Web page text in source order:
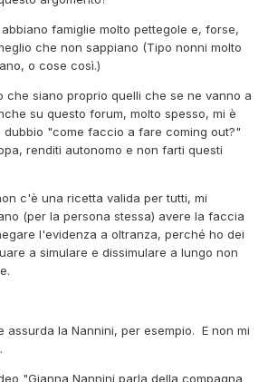
famiglie molto pettegole e, forse,
che non sappiano (Tipo nonni molto
o cose così.)
che siano proprio quelli che se ne vanno a
su questo forum, molto spesso, mi è
dubbio "come faccio a fare coming out?"
renditi autonomo e non farti questi
c'è una ricetta valida per tutti, mi
(per la persona stessa) avere la faccia
l'evidenza a oltranza, perché ho dei
a simulare e dissimulare a lungo non
assurda la Nannini, per esempio. E non mi
"Gianna Nannini parla della compagna